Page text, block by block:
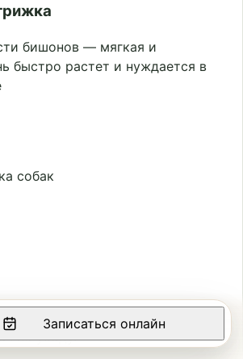
бишонов — мягкая и
быстро растет и нуждается в
собак
от состояния шерсти, плотности
по уходу.
Записаться онлайн